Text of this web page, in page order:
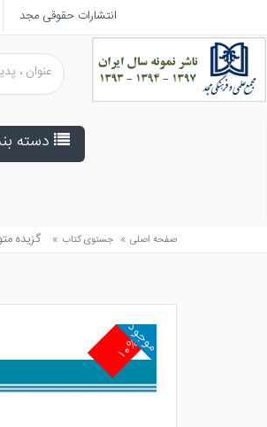
انتشارات حقوقی مجد
دسته
صفحه اصلی » جستوی کتاب » گزيده
۱۰%
موجود